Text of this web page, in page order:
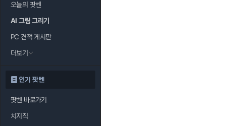
오늘의 팟벤
AI 그림 그리기
PC 견적 게시판
더보기
인기 팟벤
팟벤 바로가기
치지직